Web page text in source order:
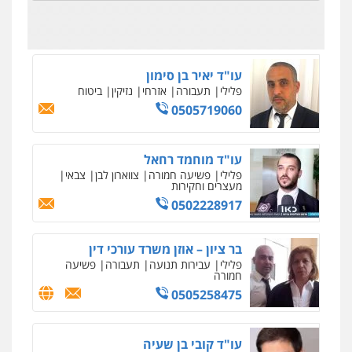
0546312410
עו"ד יאיר בן סימון
פלילי תעבורה אזרחי נזיקין ביטוח
0505719060
עו"ד מוחמד רחאל
פלילי פשיעה חמורה צווארון לבן צבאי
מעצרים וחקירות
0502228917
בר ציון – אוזן משרד עורכי דין
פלילי עבירות תנועה תעבורה פשיעה
חמורה
0505258475
עו"ד קובי בן שעיה